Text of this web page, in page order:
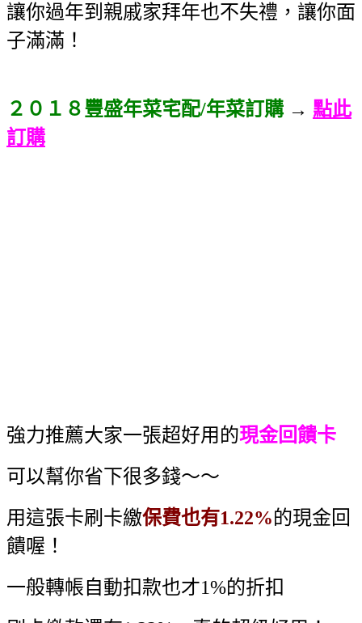
讓你過年到親戚家拜年也不失禮，讓你面
子滿滿！
２０１８豐盛年菜宅配/年菜訂購 → 點此
訂購
強力推薦大家一張超好用的現金回饋卡
可以幫你省下很多錢～～
用這張卡刷卡繳保費也有1.22%的現金回
饋喔！
一般轉帳自動扣款也才1%的折扣